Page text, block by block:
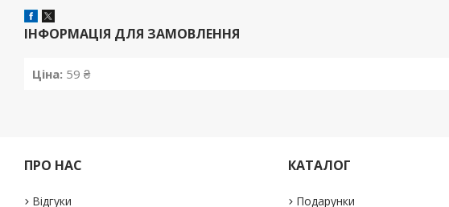
ІНФОРМАЦІЯ ДЛЯ ЗАМОВЛЕННЯ
Ціна: 59 ₴
ПРО НАС
Відгуки
КАТАЛОГ
Подарунки